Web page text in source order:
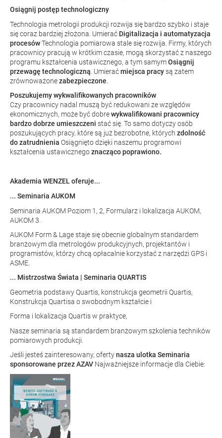
Osiągnij postęp technologiczny
Technologia metrologii produkcji rozwija się bardzo szybko i staje
się coraz bardziej złożona. Umierać Digitalizacja i automatyzacja
procesówTechnologia pomiarowa stale się rozwija. Firmy, których
pracownicy pracują w krótkim czasie, mogą skorzystać z naszego
programu kształcenia ustawicznego, a tym samymOsiągnij
przewagę technologiczną. Umieraćmiejsca pracysą zatem
zrównoważonezabezpieczone.
Poszukujemy wykwalifikowanych pracowników
Czy pracownicy nadal muszą być redukowani ze względów
ekonomicznych, może być dobrewykwalifikowani pracownicy
bardzo dobrze umieszczeni stać się. To samo dotyczy osób
poszukujących pracy, które są już bezrobotne, których zdolność
do zatrudnienia Osiągnięto dzięki naszemu programowi
kształcenia ustawicznegoznacząco poprawiono.
Akademia WENZEL oferuje...
... Seminaria AUKOM
Seminaria AUKOM Poziom 1, 2, Formularz i lokalizacja AUKOM,
AUKOM 3.
AUKOM Form & Lage staje się obecnie globalnym standardem
branżowym dla metrologów produkcyjnych, projektantów i
programistów, którzy chcą opłacalnie korzystać z narzędzi GPS i
ASME.
... Mistrzostwa Świata | Seminaria QUARTIS
Geometria podstawy Quartis, konstrukcja geometrii Quartis,
Konstrukcja Quartisa o swobodnym kształcie i
Forma i lokalizacja Quartis w praktyce,
Nasze seminaria są standardem branżowym szkolenia techników
pomiarowych produkcji.
Jeśli jesteś zainteresowany, ofertynasza ulotka Seminaria
sponsorowane przez AZAV Najważniejsze informacje dla Ciebie: